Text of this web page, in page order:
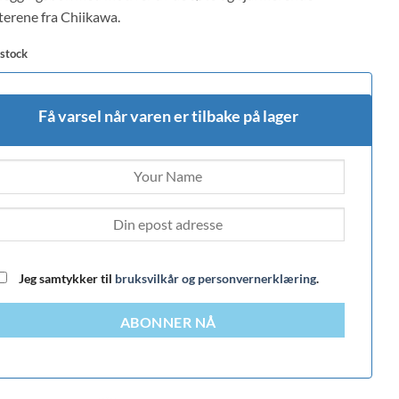
fra Chiikawa.
Få varsel når varen er tilbake på lager
Jeg samtykker til bruksvilkår og personvernerklæring.
ABONNER NÅ